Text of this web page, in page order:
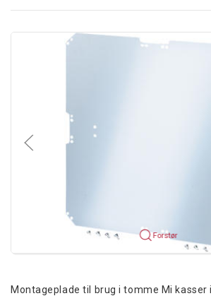
Forstør
Montageplade til brug i tomme Mi kasser